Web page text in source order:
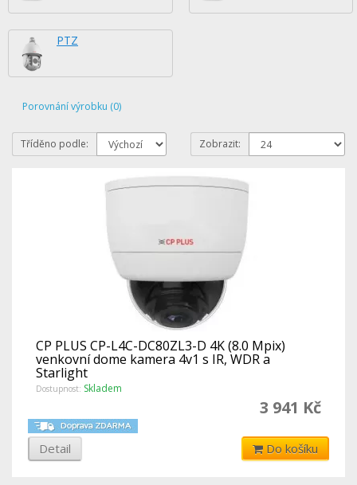
PTZ
Porovnání výrobku (0)
Tříděno podle: Zobrazit:
CP PLUS CP-L4C-DC80ZL3-D 4K (8.0 Mpix)
venkovní dome kamera 4v1 s IR, WDR a
Starlight
Dostupnost: Skladem
3 941 Kč
Detail Do košíku